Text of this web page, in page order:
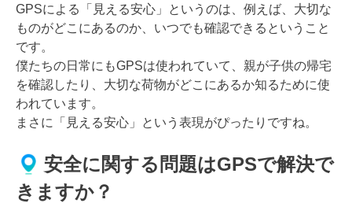
GPSによる「見える安心」というのは、例えば、大切な
ものがどこにあるのか、いつでも確認できるということ
です。
僕たちの日常にもGPSは使われていて、親が子供の帰宅
を確認したり、大切な荷物がどこにあるか知るために使
われています。
まさに「見える安心」という表現がぴったりですね。
安全に関する問題はGPSで解決で
きますか？